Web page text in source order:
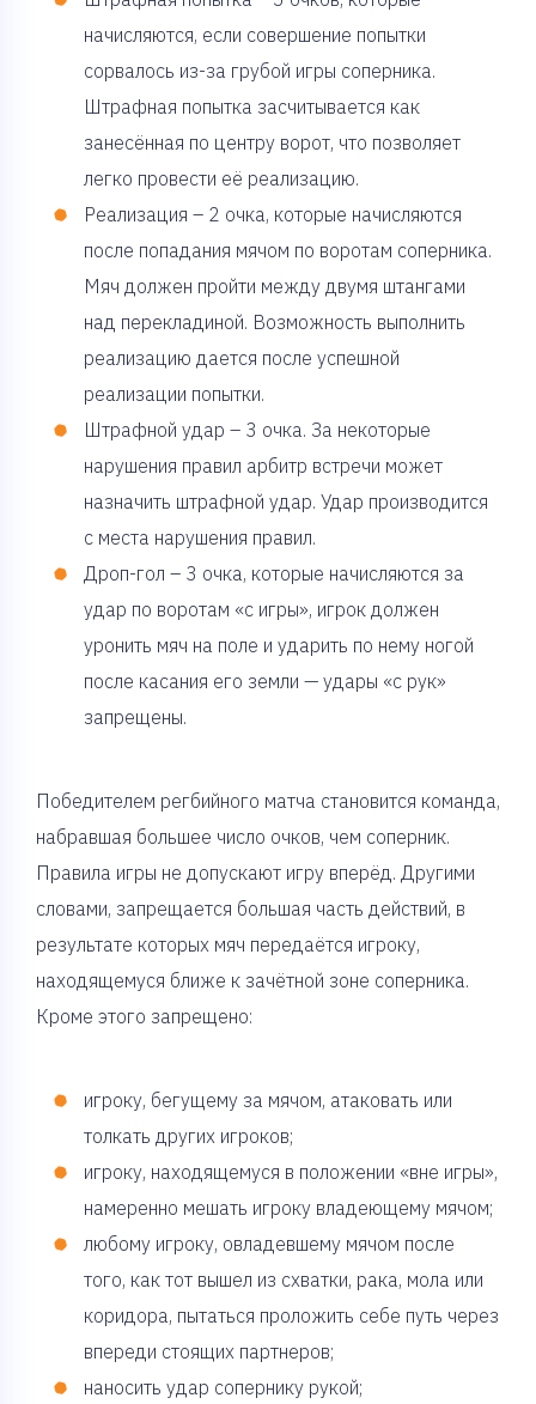
начисляются, если совершение попытки
сорвалось из-за грубой игры соперника.
Штрафная попытка засчитывается как
занесённая по центру ворот, что позволяет
легко провести её реализацию.
Реализация – 2 очка, которые начисляются
после попадания мячом по воротам соперника.
Мяч должен пройти между двумя штангами
над перекладиной. Возможность выполнить
реализацию дается после успешной
реализации попытки.
Штрафной удар – 3 очка. За некоторые
нарушения правил арбитр встречи может
назначить штрафной удар. Удар производится
с места нарушения правил.
Дроп-гол – 3 очка, которые начисляются за
удар по воротам «с игры», игрок должен
уронить мяч на поле и ударить по нему ногой
после касания его земли — удары «с рук»
запрещены.
Победителем регбийного матча становится команда,
набравшая большее число очков, чем соперник.
Правила игры не допускают игру вперёд. Другими
словами, запрещается большая часть действий, в
результате которых мяч передаётся игроку,
находящемуся ближе к зачётной зоне соперника.
Кроме этого запрещено:
игроку, бегущему за мячом, атаковать или
толкать других игроков;
игроку, находящемуся в положении «вне игры»,
намеренно мешать игроку владеющему мячом;
любому игроку, овладевшему мячом после
того, как тот вышел из схватки, рака, мола или
коридора, пытаться проложить себе путь через
впереди стоящих партнеров;
наносить удар сопернику рукой;